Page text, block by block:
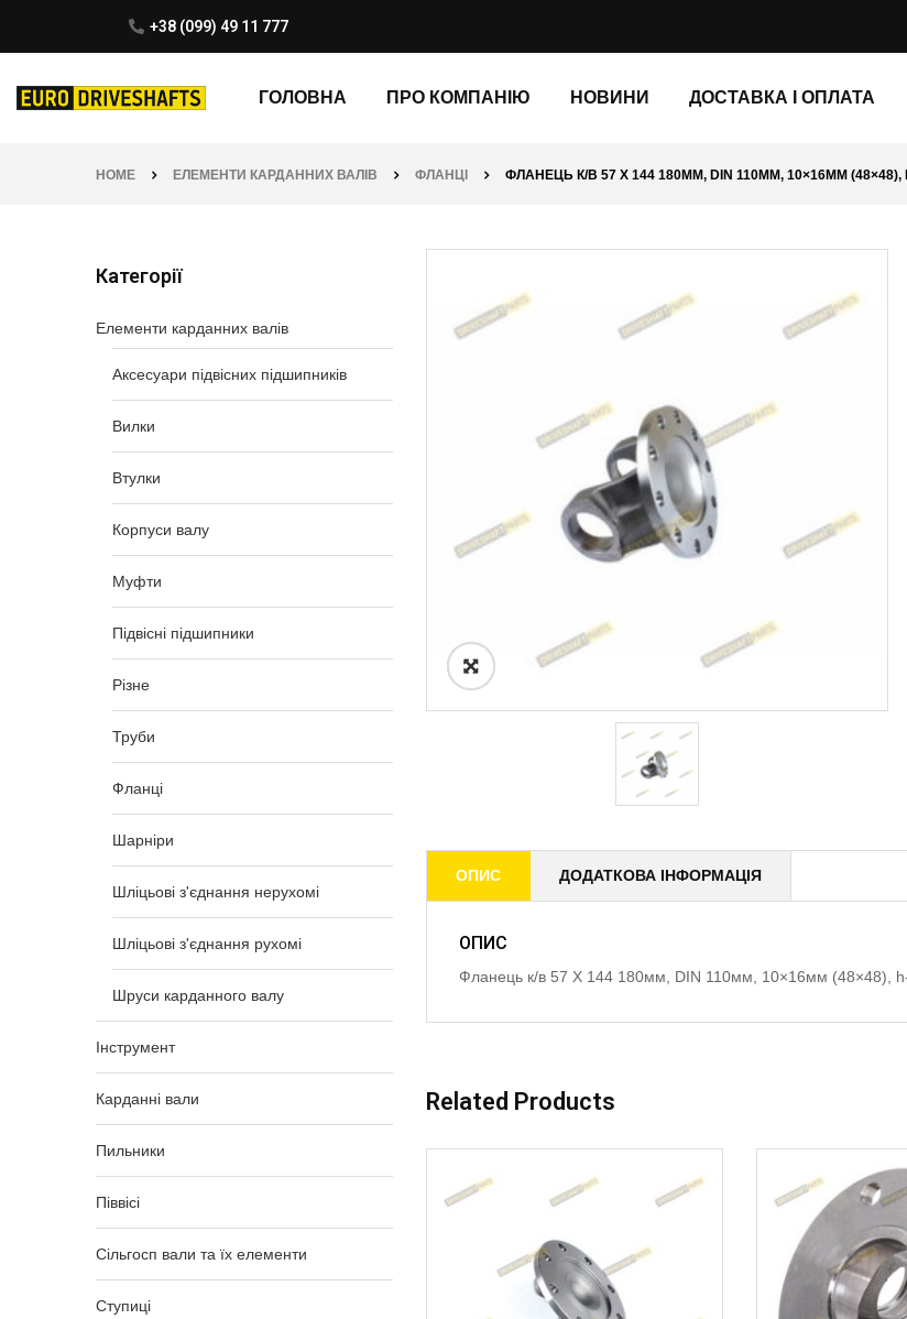
+38 (099) 49 11 777
ГОЛОВНА ПРО КОМПАНІЮ НОВИНИ ДОСТАВКА І ОПЛАТА
HOME ЕЛЕМЕНТИ КАРДАННИХ ВАЛІВ ФЛАНЦІ ФЛАНЕЦЬ К/В 57 X 144 180ММ, DIN 110ММ, 10×16ММ (48×48),
Категорії
Елементи карданних валів
Аксесуари підвісних підшипників
Вилки
Втулки
Корпуси валу
Муфти
Підвісні підшипники
Різне
Труби
Фланці
Шарніри
Шліцьові з'єднання нерухомі
Шліцьові з'єднання рухомі
Шруси карданного валу
Інструмент
Карданні вали
Пильники
Піввісі
Сільгосп вали та їх елементи
Ступиці
ОПИС ДОДАТКОВА ІНФОРМАЦІЯ
ОПИС
Фланець к/в 57 X 144 180мм, DIN 110мм, 10×16мм (48×48),
Related Products